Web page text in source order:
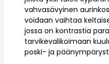
vahvasävyinen
voidaan vaihtaa
jossa on kontrastia
tarvikevalikoimaan
poski- ja